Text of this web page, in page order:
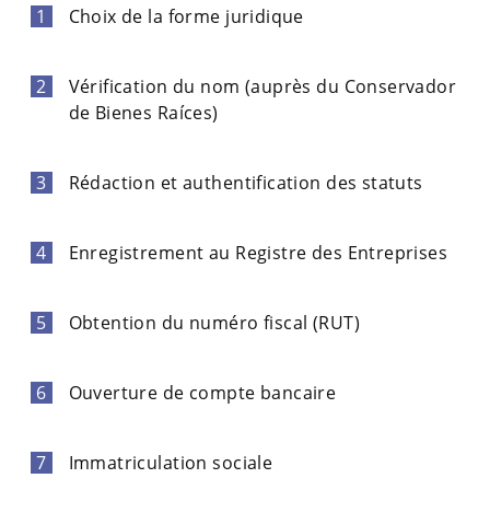
Choix de la forme juridique
Vérification du nom (auprès du Conservador
de Bienes Raíces)
Rédaction et authentification des statuts
Enregistrement au Registre des Entreprises
Obtention du numéro fiscal (RUT)
Ouverture de compte bancaire
Immatriculation sociale